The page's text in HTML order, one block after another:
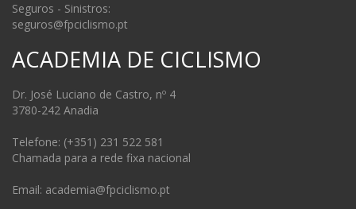
Seguros - Sinistros:
seguros@fpciclismo.pt
ACADEMIA DE CICLISMO
Dr. José Luciano de Castro, nº 4
3780-242 Anadia
Telefone: (+351) 231 522 581
Chamada para a rede fixa nacional
Email: academia@fpciclismo.pt